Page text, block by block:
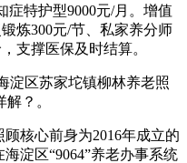
症特护型9000元/月。增值
炼300元/节、私家养分师
支撑医保及时结算。
区苏家坨镇柳林养老照
？。
核心前身为2016年成立的
淀区“9064”养老办事系统